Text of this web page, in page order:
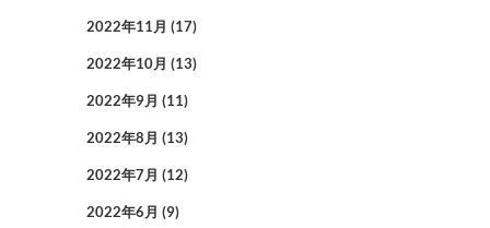
2022年11月 (17)
2022年10月 (13)
2022年9月 (11)
2022年8月 (13)
2022年7月 (12)
2022年6月 (9)